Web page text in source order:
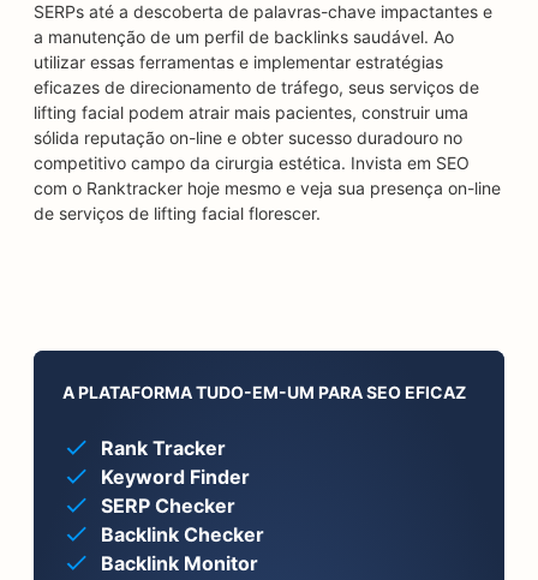
SERPs até a descoberta de palavras-chave impactantes e
a manutenção de um perfil de backlinks saudável. Ao
utilizar essas ferramentas e implementar estratégias
eficazes de direcionamento de tráfego, seus serviços de
lifting facial podem atrair mais pacientes, construir uma
sólida reputação on-line e obter sucesso duradouro no
competitivo campo da cirurgia estética. Invista em SEO
com o Ranktracker hoje mesmo e veja sua presença on-line
de serviços de lifting facial florescer.
A PLATAFORMA TUDO-EM-UM PARA SEO EFICAZ
Rank Tracker
Keyword Finder
SERP Checker
Backlink Checker
Backlink Monitor